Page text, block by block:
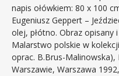
napis ołówkiem: 80 x 100
Eugeniusz Geppert –
olej, płótno. Obraz opisany
Malarstwo polskie w
oprac. B.Brus-
Warszawie, Warszawa